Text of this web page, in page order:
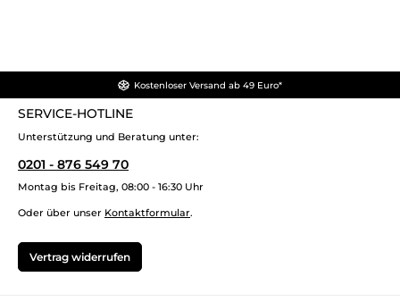
Kostenloser Versand ab 49 Euro*
SERVICE-HOTLINE
Unterstützung und Beratung unter:
0201 - 876 549 70
Montag bis Freitag, 08:00 - 16:30 Uhr
Oder über unser Kontaktformular.
Vertrag widerrufen